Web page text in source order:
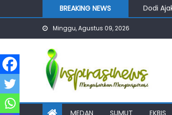
to
BREAKING NEWS
Dodi
KDh se-
Minggu, Agustus 09, 2026
MEDAN SUMUT EKBIS